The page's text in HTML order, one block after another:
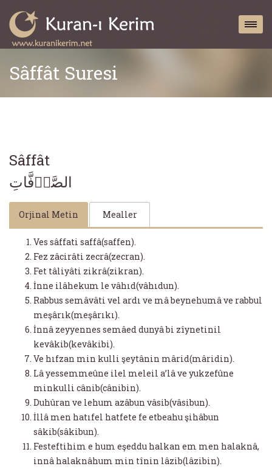
Sâffât Suresi
Sâffât
الصَّاۤفَّاتِ
Orjinal Metin Mealler
Ves sâffati saffâ(saffen).
Fez zâcirâti zecrâ(zecran).
Fet tâliyâti zikrâ(zikran).
İnne ilâhekum le vâhıd(vâhıdun).
Rabbus semâvâti vel ardı ve mâ beynehumâ ve rabbul
meşârık(meşârıkı).
İnnâ zeyyennes semâed dunyâ bi zîynetinil
kevâkib(kevâkibi).
Ve hıfzan min kulli şeytânin mârid(mâridin).
Lâ yessemmeûne ilel meleil a’lâ ve yukzefûne
minkulli cânib(cânibin).
Duhûran ve lehum azâbun vâsib(vâsibun).
İllâ men hatıfel hatfete fe etbeahu şihâbun
sâkib(sâkibun).
Festeftihim e hum eşeddu halkan em men halaknâ,
innâ halaknâhum min tînin lâzib(lâzibin).